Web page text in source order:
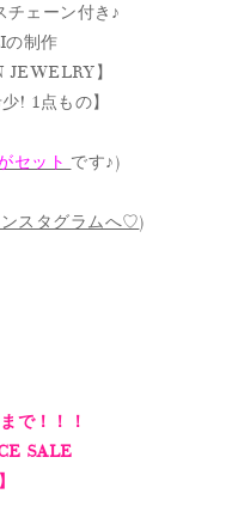
チェーン付き♪
制作
JEWELRY】
! 1点もの】
セット です♪)
スタグラムへ♡)
で！！！
SALE